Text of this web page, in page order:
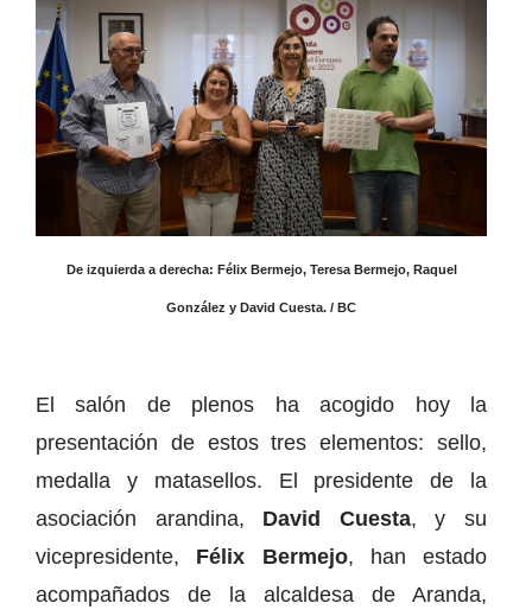
De izquierda a derecha: Félix Bermejo, Teresa Bermejo, Raquel
González y David Cuesta. / BC
El salón de plenos ha acogido hoy la
presentación de estos tres elementos: sello,
medalla y matasellos. El presidente de la
asociación arandina, David Cuesta, y su
vicepresidente, Félix Bermejo, han estado
acompañados de la alcaldesa de Aranda,